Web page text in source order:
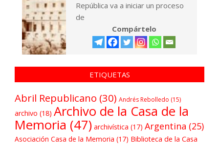
República va a iniciar un proceso
de
Compártelo
ETIQUETAS
Abril Republicano (30) Andrés Rebolledo (15)
archivo (18) Archivo de la Casa de la
Memoria (47) archivística (17) Argentina (25)
Asociación Casa de la Memoria (17) Biblioteca de la Casa